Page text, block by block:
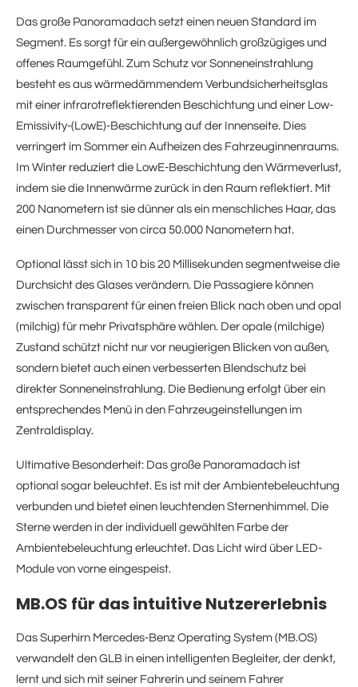
Das große Panoramadach setzt einen neuen Standard im
Segment. Es sorgt für ein außergewöhnlich großzügiges und
offenes Raumgefühl. Zum Schutz vor Sonneneinstrahlung
besteht es aus wärmedämmendem Verbundsicherheitsglas
mit einer infrarotreflektierenden Beschichtung und einer Low-
Emissivity-(LowE)-Beschichtung auf der Innenseite. Dies
verringert im Sommer ein Aufheizen des Fahrzeuginnenraums.
Im Winter reduziert die LowE-Beschichtung den Wärmeverlust,
indem sie die Innenwärme zurück in den Raum reflektiert. Mit
200 Nanometern ist sie dünner als ein menschliches Haar, das
einen Durchmesser von circa 50.000 Nanometern hat.
Optional lässt sich in 10 bis 20 Millisekunden segmentweise die
Durchsicht des Glases verändern. Die Passagiere können
zwischen transparent für einen freien Blick nach oben und opal
(milchig) für mehr Privatsphäre wählen. Der opale (milchige)
Zustand schützt nicht nur vor neugierigen Blicken von außen,
sondern bietet auch einen verbesserten Blendschutz bei
direkter Sonneneinstrahlung. Die Bedienung erfolgt über ein
entsprechendes Menü in den Fahrzeugeinstellungen im
Zentraldisplay.
Ultimative Besonderheit: Das große Panoramadach ist
optional sogar beleuchtet. Es ist mit der Ambientebeleuchtung
verbunden und bietet einen leuchtenden Sternenhimmel. Die
Sterne werden in der individuell gewählten Farbe der
Ambientebeleuchtung erleuchtet. Das Licht wird über LED-
Module von vorne eingespeist.
MB.OS für das intuitive Nutzererlebnis
Das Superhirn Mercedes‑Benz Operating System (MB.OS)
verwandelt den GLB in einen intelligenten Begleiter, der denkt,
lernt und sich mit seiner Fahrerin und seinem Fahrer